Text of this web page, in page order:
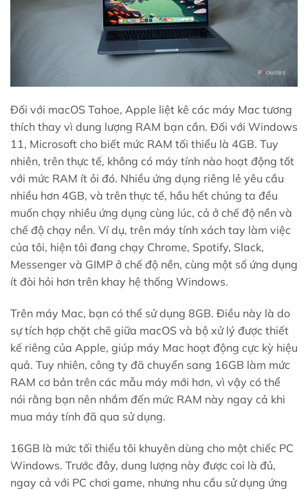
Đối với macOS Tahoe, Apple liệt kê các máy Mac tương
thích thay vì dung lượng RAM bạn cần. Đối với Windows
11, Microsoft cho biết mức RAM tối thiểu là 4GB. Tuy
nhiên, trên thực tế, không có máy tính nào hoạt động tốt
với mức RAM ít ỏi đó. Nhiều ứng dụng riêng lẻ yêu cầu
nhiều hơn 4GB, và trên thực tế, hầu hết chúng ta đều
muốn chạy nhiều ứng dụng cùng lúc, cả ở chế độ nền và
chế độ chạy nền. Ví dụ, trên máy tính xách tay làm việc
của tôi, hiện tôi đang chạy Chrome, Spotify, Slack,
Messenger và GIMP ở chế độ nền, cùng một số ứng dụng
ít đòi hỏi hơn trên khay hệ thống Windows.
Trên máy Mac, bạn có thể sử dụng 8GB. Điều này là do
sự tích hợp chặt chẽ giữa macOS và bộ xử lý được thiết
kế riêng của Apple, giúp máy Mac hoạt động cực kỳ hiệu
quả. Tuy nhiên, công ty đã chuyển sang 16GB làm mức
RAM cơ bản trên các mẫu máy mới hơn, vì vậy có thể
nói rằng bạn nên nhắm đến mức RAM này ngay cả khi
mua máy tính đã qua sử dụng.
16GB là mức tối thiểu tôi khuyên dùng cho một chiếc PC
Windows. Trước đây, dung lượng này được coi là đủ,
ngay cả với PC chơi game, nhưng nhu cầu sử dụng ứng